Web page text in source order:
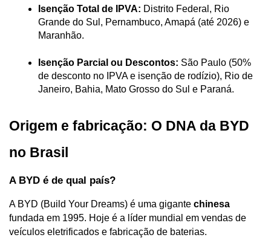
Isenção Total de IPVA: Distrito Federal, Rio
Grande do Sul, Pernambuco, Amapá (até 2026) e
Maranhão.
Isenção Parcial ou Descontos: São Paulo (50%
de desconto no IPVA e isenção de rodízio), Rio de
Janeiro, Bahia, Mato Grosso do Sul e Paraná.
Origem e fabricação: O DNA da BYD
no Brasil
A BYD é de qual país?
A BYD (Build Your Dreams) é uma gigante chinesa
fundada em 1995. Hoje é a líder mundial em vendas de
veículos eletrificados e fabricação de baterias.